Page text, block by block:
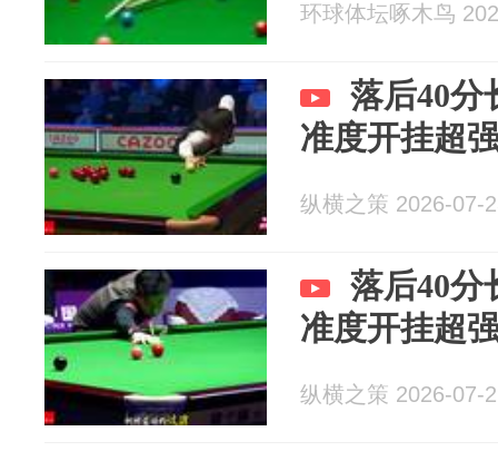
环球体坛啄木鸟
落后40分
准度开挂超
纵横之策 2026-07-
落后40分
准度开挂超
纵横之策 2026-07-